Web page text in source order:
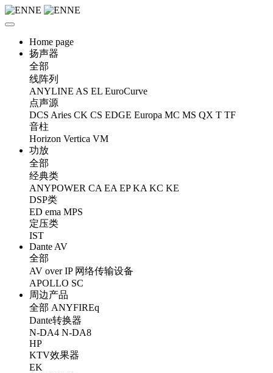
Home page
扬声器
全部
线阵列
ANYLINE AS EL EuroCurve
点声源
DCS Aries CK CS EDGE Europa MC MS QX T TF
音柱
Horizon Vertica VM
功放
全部
经典类
ANYPOWER CA EA EP KA KC KE
DSP类
ED ema MPS
定压类
IST
Dante AV
全部
AV over IP 网络传输设备
APOLLO SC
周边产品
全部 ANYFIREq
Dante转换器
N-DA4 N-DA8
HP
KTV效果器
EK